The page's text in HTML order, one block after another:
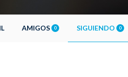
AMIGOS 0 SIGUIENDO 0